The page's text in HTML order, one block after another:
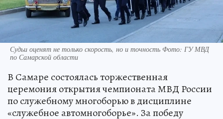
Судьи оценят не только скорость, но и точность Фото: ГУ МВД
по Самарской области
В Самаре состоялась торжественная
церемония открытия чемпионата МВД России
по служебному многоборью в дисциплине
«служебное автомногоборье». За победу